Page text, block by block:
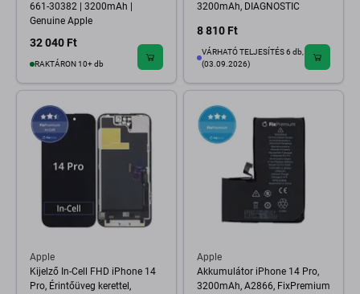
661-30382 | 3200mAh |
Genuine Apple
32 040 Ft
RAKTÁRON 10+ db
3200mAh, DIAGNOSTIC
8 810 Ft
VÁRHATÓ TELJESÍTÉS 6 db,
(03.09.2026)
Apple
Kijelző In-Cell FHD iPhone 14
Pro, Érintőüveg kerettel,
Apple
Akkumulátor iPhone 14 Pro,
3200mAh, A2866, FixPremium